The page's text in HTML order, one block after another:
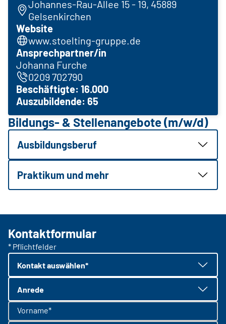
Johannes-Rau-Allee 15 - 19, 45889
Gelsenkirchen
Website
www.stoelting-gruppe.de
Ansprechpartner/in
Johanna Furche
0209 702790
Beschäftigte: 16.000
Auszubildende: 65
Bildungs- & Stellenangebote (m/w/d)
Ausbildungsberuf
Praktikum und mehr
Kontaktformular
* Pflichtfelder
Kontakt auswählen*
Anrede
Vorname*